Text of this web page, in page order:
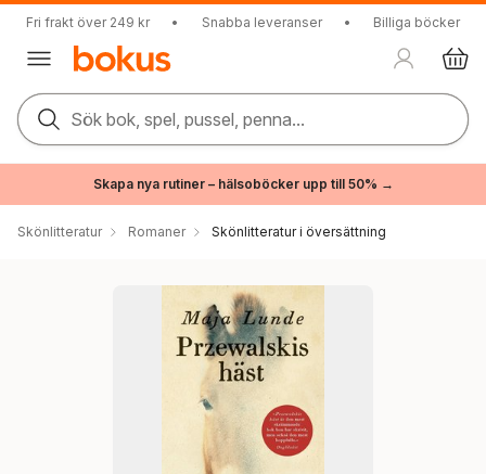
Fri frakt över 249 kr • Snabba leveranser • Billiga böcker
Sök bok, spel, pussel, penna...
Skapa nya rutiner – hälsoböcker upp till 50% →
Skönlitteratur Romaner Skönlitteratur i översättning